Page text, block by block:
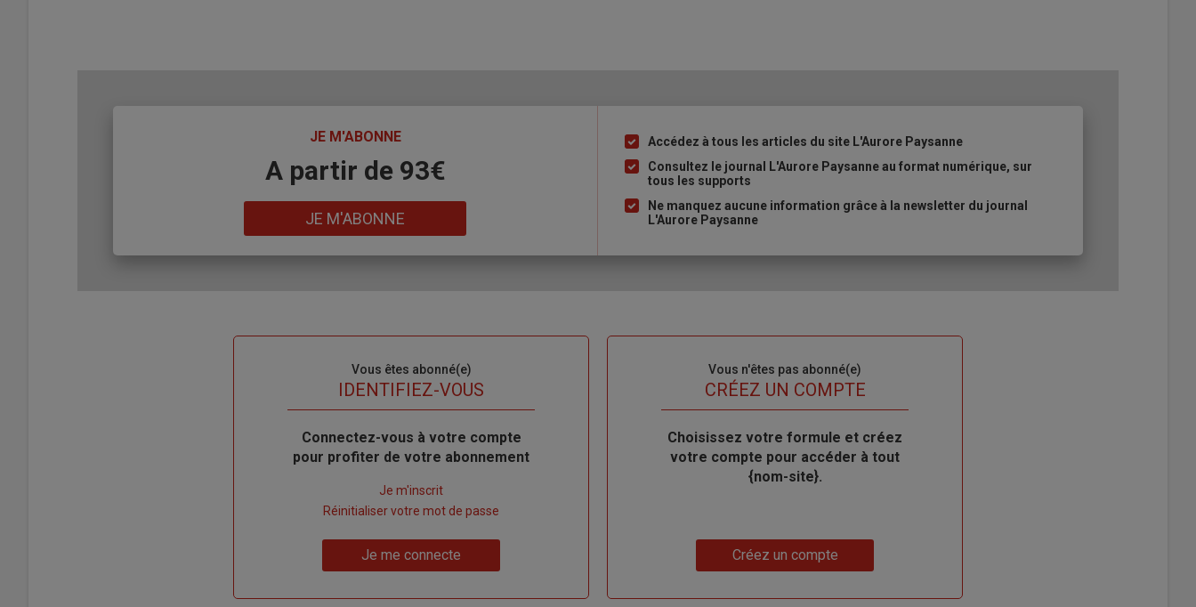
JE M'ABONNE
A partir de 93€
JE M'ABONNE
Liste
à
puce
Accédez à tous les articles du site L'Aurore Paysanne
Consultez le journal L'Aurore Paysanne au format numérique, sur
tous les supports
Ne manquez aucune information grâce à la newsletter du journal
L'Aurore Paysanne
Vous êtes abonné(e)
IDENTIFIEZ-VOUS
Body
Connectez-vous à votre compte
pour profiter de votre abonnement
compte"
Je m'inscrit
Réinitialiser votre mot de passe
Je me connecte
Vous n'êtes pas abonné(e)
TITRECRÉEZ UN COMPTE
Body
Choisissez votre formule et créez
votre compte pour accéder à tout
{nom-site}.
Créez un compte